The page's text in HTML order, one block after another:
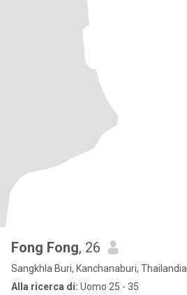
Fong Fong, 26
Sangkhla Buri, Kanchanaburi, Thailandia
Alla ricerca di: Uomo 25 - 35